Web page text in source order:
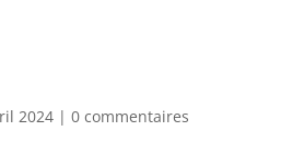
2024| 0 commentaires